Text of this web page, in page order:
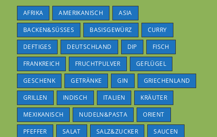
AFRIKA AMERIKANISCH ASIA
BACKEN&SÜSSES BASISGEWÜRZ CURRY
DEFTIGES DEUTSCHLAND DIP FISCH
FRANKREICH FRUCHTPULVER GEFLÜGEL
GESCHENK GETRÄNKE GIN GRIECHENLAND
GRILLEN INDISCH ITALIEN KRÄUTER
MEXIKANISCH NUDELN&PASTA ORIENT
PFEFFER SALAT SALZ&ZUCKER SAUCEN